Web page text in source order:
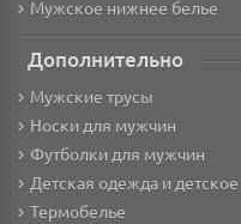
Мужское нижнее белье
Дополнительно
Мужские трусы
Носки для мужчин
Футболки для мужчин
Детская одежда и
Термобелье